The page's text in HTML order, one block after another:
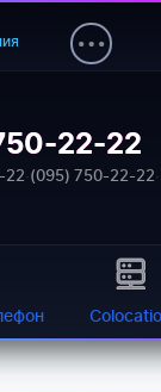
22-22
22·(095) 750-22-22·